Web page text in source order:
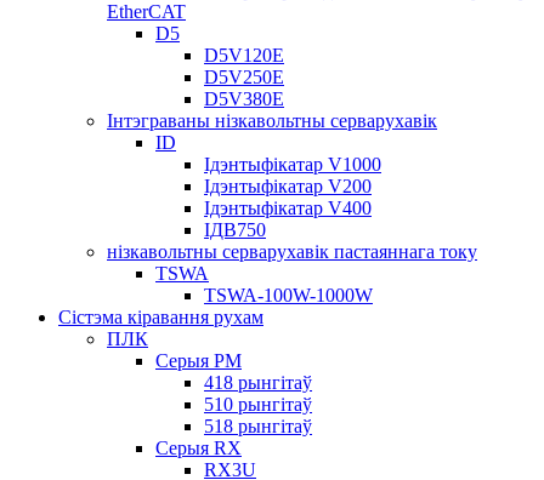
EtherCAT
D5
D5V120E
D5V250E
D5V380E
Інтэграваны нізкавольтны серварухавік
ID
Ідэнтыфікатар V1000
Ідэнтыфікатар V200
Ідэнтыфікатар V400
ІДВ750
нізкавольтны серварухавік пастаяннага току
TSWA
TSWA-100W-1000W
Сістэма кіравання рухам
ПЛК
Серыя РМ
418 рынгітаў
510 рынгітаў
518 рынгітаў
Серыя RX
RX3U